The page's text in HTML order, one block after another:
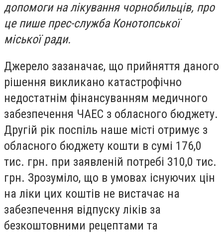
допомоги на лікування чорнобильців, про
це пише прес-служба Конотопської
міської ради.
Джерело зазаначає, що прийняття даного
рішення викликано катастрофічно
недостатнім фінансуванням медичного
забезпечення ЧАЕС з обласного бюджету.
Другій рік поспіль наше місті отримує з
обласного бюджету кошти в сумі 176,0
тис. грн. при заявленій потребі 310,0 тис.
грн. Зрозуміло, що в умовах існуючих цін
на ліки цих коштів не вистачає на
забезпечення відпуску ліків за
безкоштовними рецептами та